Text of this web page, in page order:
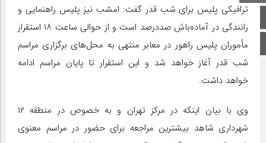
صفحه اصلی
اینستاگرام
ترافیکی پلیس برای شب قدر گفت: امشب نیز پلیس راهنمایی و
رانندگی در آماده‌باش صددرصد است و از حوالی ساعت ۱۸ استقرار
مأموران پلیس راهور در معابر منتهی به محل‌های برگزاری مراسم
شب قدر آغاز خواهد شد و این استقرار تا پایان مراسم ادامه
خواهد داشت.
وی با بیان اینکه در مرکز تهران و به خصوص در منطقه ۱۲
شهرداری شاهد بیشترین مراجعه برای حضور در مراسم معنوی